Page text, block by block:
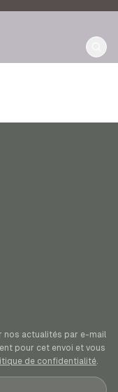
nos actualités par e-mail
pour cet envoi et vous
de confidentialité.